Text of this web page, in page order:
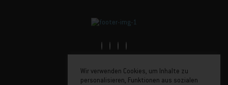
Golfstrasse 6, 26506 Norden
04931-1732855
Wir verwenden Cookies, um Inhalte zu
personalisieren, Funktionen aus sozialen